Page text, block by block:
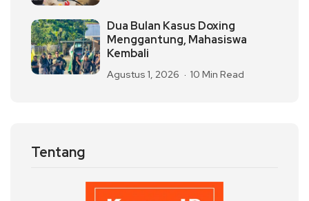
Dua Bulan Kasus Doxing
Menggantung, Mahasiswa
Kembali
Agustus 1, 2026 10 Min Read
Tentang